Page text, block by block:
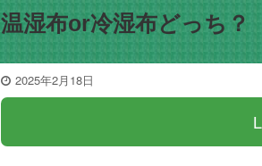
温湿布or冷湿布どっち？
2025年2月18日